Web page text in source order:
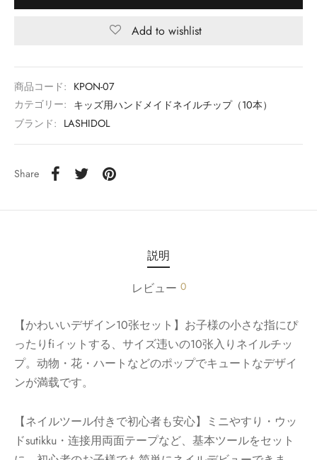
Add to wishlist
商品コード: KPON-07
カテゴリー: キッズ用ハンドメイドネイルチップ（10本）
ブランド: LASHIDOL
Share
説明
レビュー 0
【かわいいデザイン10张セット】お子様の小さな指にぴ
ったりfiィットする、サイズ违いの10张入りネイルチッ
プ。动物・花・ハートなどのポップでキュートなデザイ
ンが満载です。
【ネイルツール付きで初心者も安心】ミニやすり・ウッ
ドsutikku・连接用両面テープなど、基本ツールをセット